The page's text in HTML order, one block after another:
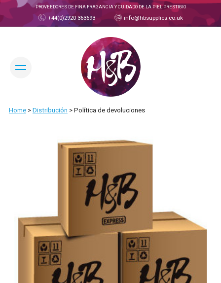
PROVEEDORES DE FINA FRAGANCIA Y CUIDADO DE LA PIEL PRESTIGIO
+44(0)2920 363693 info@hbsupplies.co.uk
CAMBIAR IDIOMA:
CONOZCA AL EQUIPO
FRAGANCIAS
CUIDADO DEL CABELLO
CUIDADO DE LA PIEL Y COSMÉTICOS
Home > Distribución >Política de devoluciones